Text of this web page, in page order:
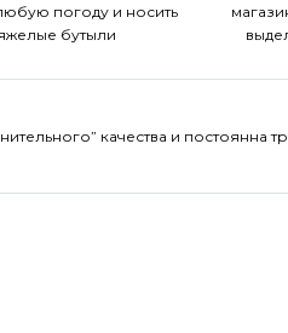
погоду и носить
бутыли
качества и постоянна